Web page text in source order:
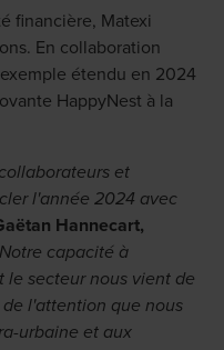
financière, Matexi
En collaboration
étendu en 2024
HappyNest à la
et
l'année 2024 avec
Hannecart,
capacité à
le secteur nous vient de
l'attention que nous
urbaine et aux